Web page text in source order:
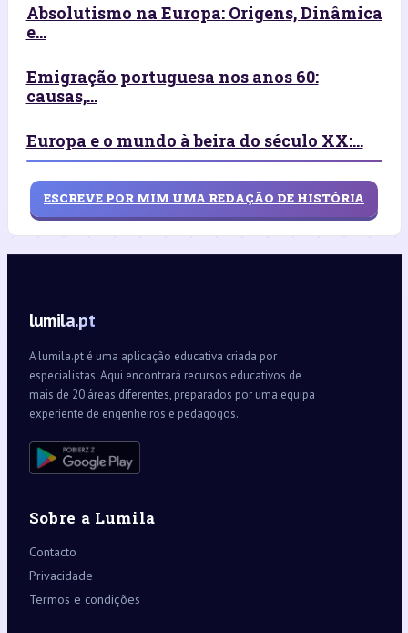
Absolutismo na Europa: Origens, Dinâmica
e...
Emigração portuguesa nos anos 60:
causas,...
Europa e o mundo à beira do século XX:...
ESCREVE POR MIM UMA REDAÇÃO DE HISTÓRIA
lumila.pt
A lumila.pt é uma aplicação educativa criada por
especialistas. Aqui encontrará recursos educativos de
mais de 20 áreas diferentes, preparados por uma equipa
experiente de engenheiros e pedagogos.
Sobre a Lumila
Contacto
Privacidade
Termos e condições